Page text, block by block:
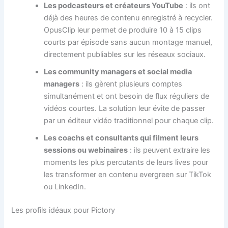
Les podcasteurs et créateurs YouTube : ils ont
déjà des heures de contenu enregistré à recycler.
OpusClip leur permet de produire 10 à 15 clips
courts par épisode sans aucun montage manuel,
directement publiables sur les réseaux sociaux.
Les community managers et social media
managers : ils gèrent plusieurs comptes
simultanément et ont besoin de flux réguliers de
vidéos courtes. La solution leur évite de passer
par un éditeur vidéo traditionnel pour chaque clip.
Les coachs et consultants qui filment leurs
sessions ou webinaires : ils peuvent extraire les
moments les plus percutants de leurs lives pour
les transformer en contenu evergreen sur TikTok
ou LinkedIn.
Les profils idéaux pour Pictory